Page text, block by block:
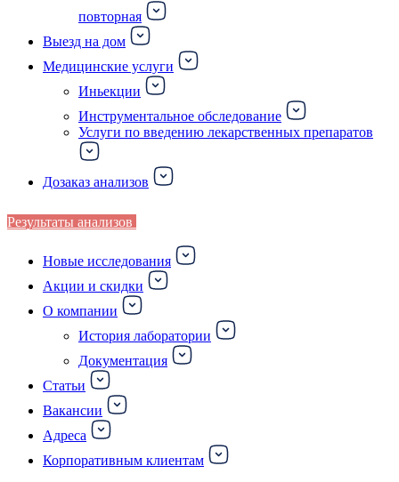
повторная
Выезд на дом
Медицинские услуги
Иньекции
Инструментальное обследование
Услуги по введению лекарственных препаратов
Дозаказ анализов
Результаты анализов
Новые исследования
Акции и скидки
О компании
История лаборатории
Документация
Статьи
Вакансии
Адреса
Корпоративным клиентам